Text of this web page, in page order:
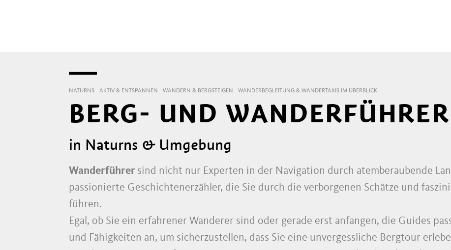
NATURNS AKTIV & ENTSPANNEN WANDERN & BERGSTEIGEN WANDERBEGLEITUNG & WANDERTAXIS IM ÜBERBLICK
BERG- UND WANDERFÜHRER
in Naturns & Umgebung
Wanderführer sind nicht nur Experten in der Navigation durch atemberaubende
passionierte Geschichtenerzähler, die Sie durch die verborgenen Schätze und
führen.
Egal, ob Sie ein erfahrener Wanderer sind oder gerade erst anfangen, die Guides
und Fähigkeiten an, um sicherzustellen, dass Sie eine unvergessliche Bergtour